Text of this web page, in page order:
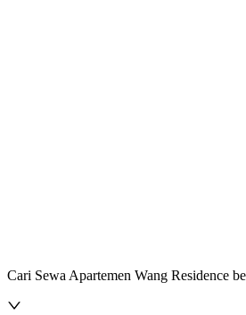
Cari Sewa Apartemen Wang Residence